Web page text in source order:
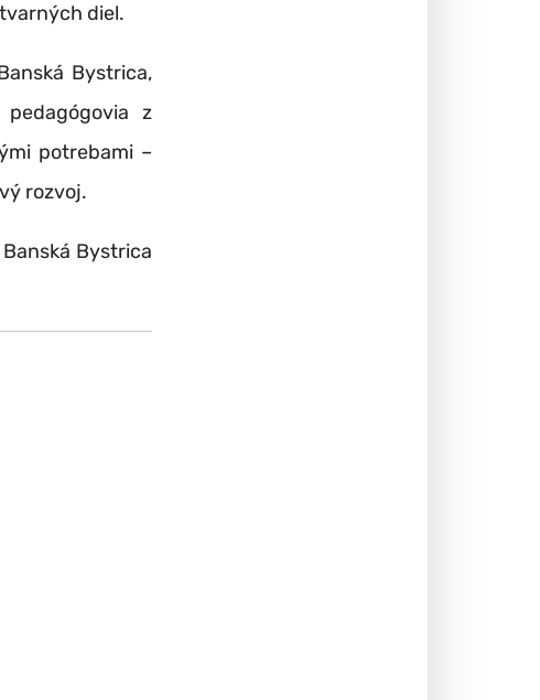
diel.
Bystrica,
z
potrebami –
rozvoj.
Bystrica